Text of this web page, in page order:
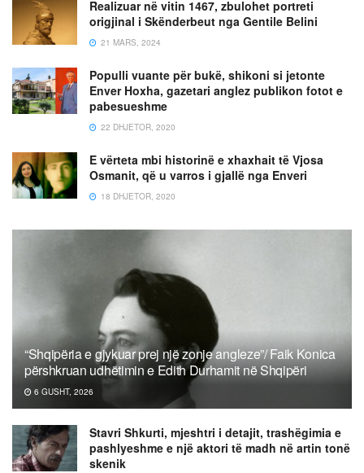
Realizuar në vitin 1467, zbulohet portreti
origjinal i Skënderbeut nga Gentile Belini
21 MARS, 2024
Populli vuante për bukë, shikoni si jetonte
Enver Hoxha, gazetari anglez publikon fotot e
pabesueshme
22 DHJETOR, 2020
E vërteta mbi historinë e xhaxhait të Vjosa
Osmanit, që u varros i gjallë nga Enveri
18 DHJETOR, 2020
“Shqipëria e gjykuar prej një zonje angleze”/ Faik Konica
përshkruan udhëtimin e Edith Durhamit në Shqipëri
6 GUSHT, 2026
Stavri Shkurti, mjeshtri i detajit, trashëgimia e
pashlyeshme e një aktori të madh në artin tonë
skenik